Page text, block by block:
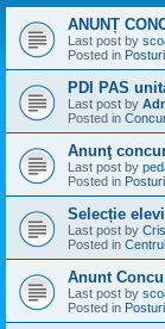
ANUNȚ
Last post by
Posted in
PDI PAS
Last post by
Posted in
Anunţ
Last post by
Posted in
Selecție
Last post by
Posted in
Anunt
Last post by
Posted in